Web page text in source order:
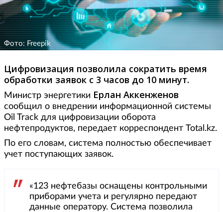
Фото: Freepik
Цифровизация позволила сократить время
обработки заявок с 3 часов до 10 минут.
Министр энергетики Ерлан Аккенженов
сообщил о внедрении информационной системы
Oil Track для цифровизации оборота
нефтепродуктов, передает корреспондент Total.kz.
По его словам, система полностью обеспечивает
учет поступающих заявок.
«123 нефтебазы оснащены контрольными
приборами учета и регулярно передают
данные оператору. Система позволила